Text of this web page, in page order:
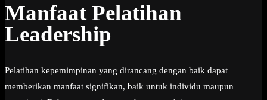
Manfaat Pelatihan
Leadership
Pelatihan kepemimpinan yang dirancang dengan baik dapat
memberikan manfaat signifikan, baik untuk individu maupun